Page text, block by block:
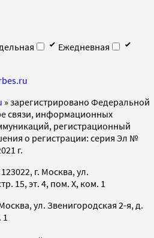
Ежедневная
» зарегистрировано Федеральной
связи, информационных
регистрационный
о регистрации: серия Эл №
г.
г. Москва, ул.
15, эт. 4, пом. X, ком. 1
ул. Звенигородская 2-я, д.